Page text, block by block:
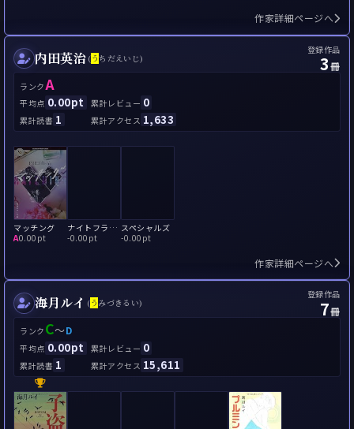
作家詳細ページへ
内田英治 (う ちだえいじ)
登録作品
3冊
ランクA
平均点 0.00pt 累計レビュー 0
累計読書 1 累計アクセス 1,633
マッチング
A0.00pt
ナイトフラワー
-0.00pt
スペシャルズ
-0.00pt
作家詳細ページへ
海月ルイ (う みづきるい)
登録作品
7冊
ランク C～D
平均点 0.00pt 累計レビュー 0
累計読書 1 累計アクセス 15,611